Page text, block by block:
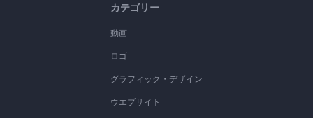
カテゴリー
動画
ロゴ
グラフィック・デザイン
ウエブサイト